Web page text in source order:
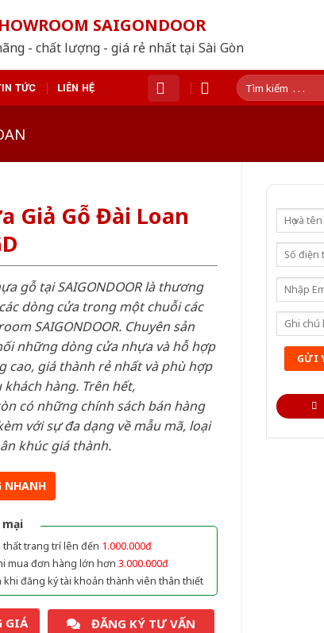
SAIGONDOOR
- chất lượng - giá rẻ nhất tại Sài Gòn
TỨC LIÊN HỆ
Tìm
kiếm:
Giả Gỗ Đài Loan
gỗ tại SAIGONDOOR là thương
dòng cửa trong một chuỗi các
SAIGONDOOR. Chuyên sản
những dòng cửa nhựa và hỗ hợp
cao, giá thành rẻ nhất và phù hợp
hàng. Trên hết,
có những chính sách bán hàng
với sự đa dạng về mẫu mã, loại
khúc giá thành.
NHANH
mại
trang trí lên đến 1.000.000đ
mua đơn hàng lớn hơn 3.000.000đ
khi đăng ký tài khoản thành viên thân thiết
GIÁ ĐĂNG KÝ TƯ VẤN